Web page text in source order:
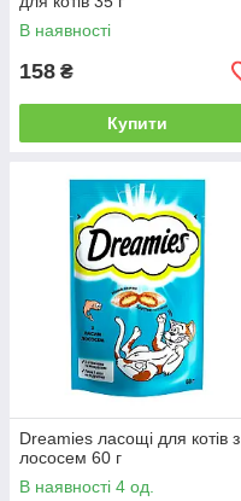
В наявності
158 ₴
Купити
Dreamies ласощі для котів з
лососем 60 г
В наявності 4 од.